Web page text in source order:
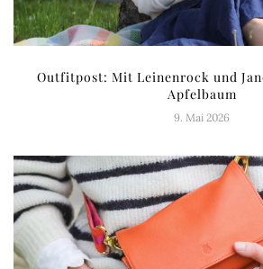
Outfitpost: Mit Leinenrock und
Apfelbaum
9. Mai 2026